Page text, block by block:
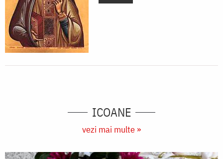
ICOANE
vezi mai multe »